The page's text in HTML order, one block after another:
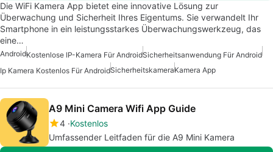
Die WiFi Kamera App bietet eine innovative Lösung zur
Überwachung und Sicherheit Ihres Eigentums. Sie verwandelt Ihr
Smartphone in ein leistungsstarkes Überwachungswerkzeug, das
eine…
AndroidKostenlose IP-Kamera Für AndroidSicherheitsanwendung Für Android
Ip Kamera Kostenlos Für AndroidSicherheitskameraKamera App
A9 Mini Camera Wifi App Guide
4 Kostenlos
Umfassender Leitfaden für die A9 Mini Kamera